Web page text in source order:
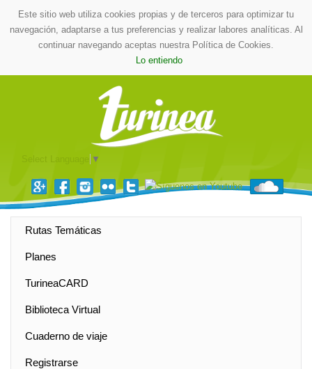
Este sitio web utiliza cookies propias y de terceros para optimizar tu
navegación, adaptarse a tus preferencias y realizar labores analíticas. Al
continuar navegando aceptas nuestra Política de Cookies.
Lo entiendo
▼
Rutas Temáticas
Planes
TurineaCARD
Biblioteca Virtual
Cuaderno de viaje
Registrarse